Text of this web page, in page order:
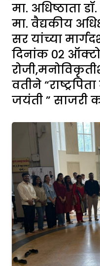
मा. अधिष्ठाता
मा. वैद्यकीय
सर यांच्या
दिनांक ०२
वतीने
जयंती ” साजरी